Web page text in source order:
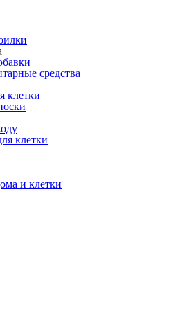
средства
клетки
клетки
и клетки